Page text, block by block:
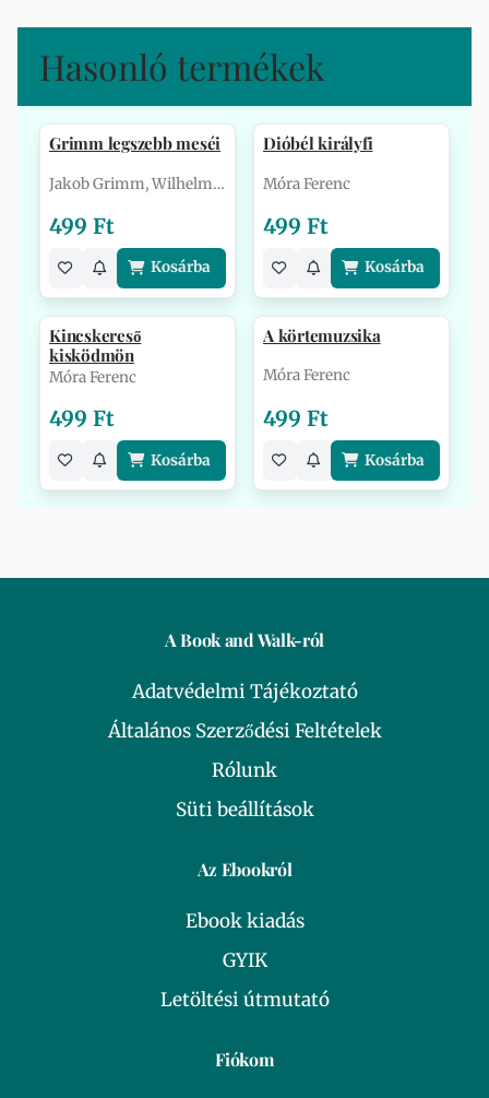
Hasonló termékek
Grimm legszebb meséi
Jakob Grimm, Wilhelm Grimm
499 Ft
Kosárba
Dióbél királyfi
Móra Ferenc
499 Ft
Kosárba
Kincskereső
kisködmön
Móra Ferenc
499 Ft
Kosárba
A körtemuzsika
Móra Ferenc
499 Ft
Kosárba
A Book and Walk-ról
Adatvédelmi Tájékoztató
Általános Szerződési Feltételek
Rólunk
Süti beállítások
Az Ebookról
Ebook kiadás
GYIK
Letöltési útmutató
Fiókom